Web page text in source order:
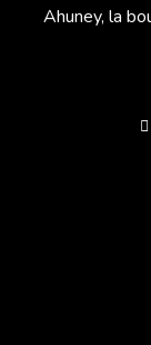
Ahuney, la